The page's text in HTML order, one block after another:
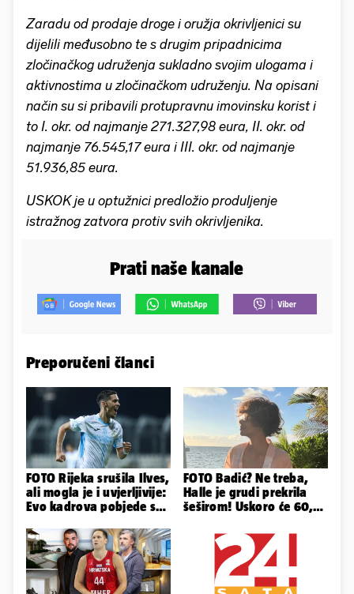
Zaradu od prodaje droge i oružja okrivljenici su
dijelili međusobno te s drugim pripadnicima
zločinačkog udruženja sukladno svojim ulogama i
aktivnostima u zločinačkom udruženju. Na opisani
način su si pribavili protupravnu imovinsku korist i
to I. okr. od najmanje 271.327,98 eura, II. okr. od
najmanje 76.545,17 eura i III. okr. od najmanje
51.936,85 eura.
USKOK je u optužnici predložio produljenje
istražnog zatvora protiv svih okrivljenika.
Prati naše kanale
Preporučeni članci
FOTO Rijeka srušila Ilves,
ali mogla je i uvjerljivije:
Evo kadrova pobjede s
FOTO Badić? Ne treba,
Halle je grudi prekrila
šeširom! Uskoro će 60,